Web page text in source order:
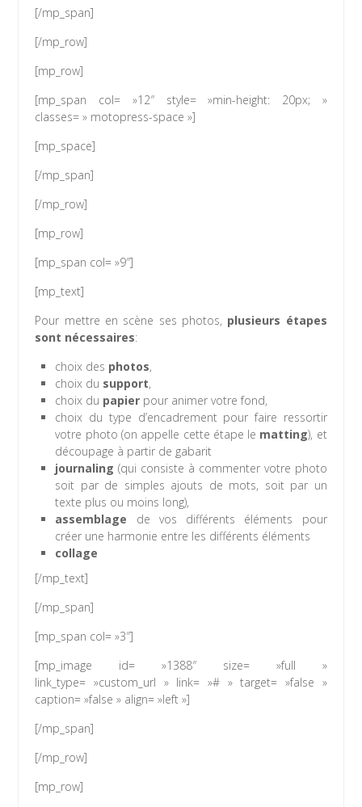
[/mp_span]
[/mp_row]
[mp_row]
[mp_span col= »12″ style= »min-height: 20px; »
classes= » motopress-space »]
[mp_space]
[/mp_span]
[/mp_row]
[mp_row]
[mp_span col= »9″]
[mp_text]
Pour mettre en scène ses photos, plusieurs étapes
sont nécessaires:
choix des photos,
choix du support,
choix du papier pour animer votre fond,
choix du type d’encadrement pour faire ressortir
votre photo (on appelle cette étape le matting), et
découpage à partir de gabarit
journaling (qui consiste à commenter votre photo
soit par de simples ajouts de mots, soit par un
texte plus ou moins long),
assemblage de vos différents éléments pour
créer une harmonie entre les différents éléments
collage
[/mp_text]
[/mp_span]
[mp_span col= »3″]
[mp_image id= »1388″ size= »full »
link_type= »custom_url » link= »# » target= »false »
caption= »false » align= »left »]
[/mp_span]
[/mp_row]
[mp_row]